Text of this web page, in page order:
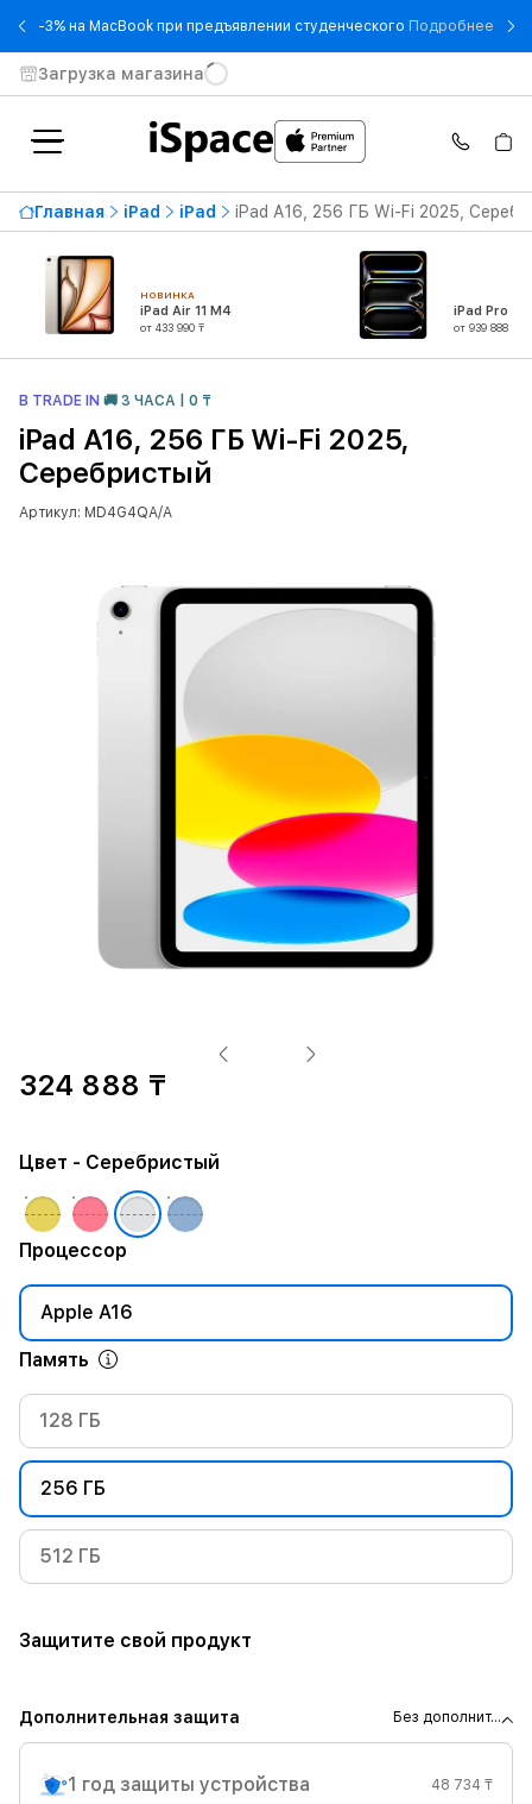
-3% на MacBook при предъявлении студенческого Подробнее - -
Загрузка магазина
Главная iPad iPad iPad A16, 256 ГБ Wi-Fi 2025,
НОВИНКА
iPad Air 11 M4
от 433 990 ₸
iPad Pro 13
от 939 888 ₸
В TRADE IN 🚚 3 ЧАСА | 0 ₸
iPad A16, 256 ГБ Wi-Fi 2025,
Серебристый
Артикул: MD4G4QA/A
324 888 ₸
Цвет - Серебристый
Процессор
Apple A16
Память
128 ГБ
256 ГБ
512 ГБ
Защитите свой продукт
Дополнительная защита Без дополнит...
1 год защиты устройства 48 734 ₸